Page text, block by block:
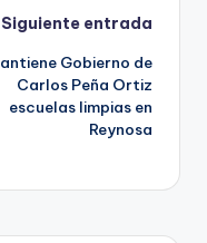
Siguiente entrada
Gobierno de
Carlos Peña Ortiz
escuelas limpias en
Reynosa